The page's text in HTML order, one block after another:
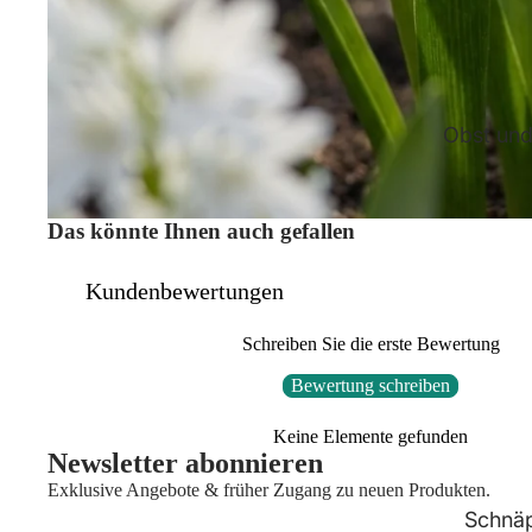
Obst
Das könnte Ihnen auch gefallen
Kundenbewertungen
Schreiben Sie die erste Bewertung
Bewertung schreiben
Keine Elemente gefunden
Newsletter abonnieren
Exklusive Angebote & früher Zugang zu neuen Produkten.